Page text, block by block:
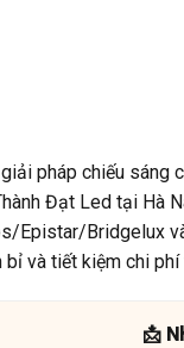
pháp chiếu sáng
Đạt Led tại Hà
Epistar/Bridgelux
bỉ và tiết kiệm chi phí
📩